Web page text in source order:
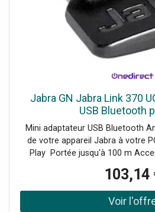
Jabra GN Jabra Link 370
USB Bluetooth
Mini adaptateur USB Bluetooth
de votre appareil Jabra à votre
Play Portée jusqu'à 100 m
+ et le
103,14